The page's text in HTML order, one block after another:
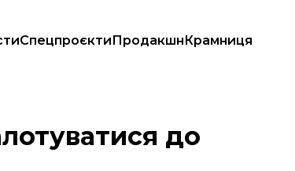
СпецпроєктиПродакшнКрамниця
до